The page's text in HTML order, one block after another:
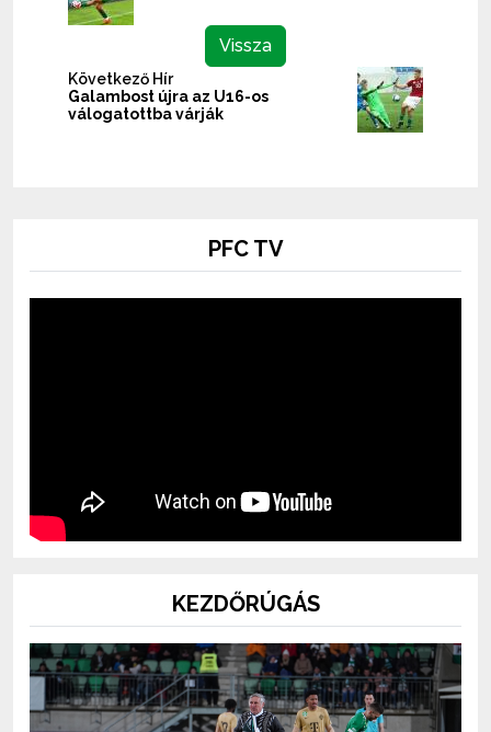
Vissza
Következő Hír
Galambost újra az U16-os
válogatottba várják
PFC TV
KEZDŐRÚGÁS